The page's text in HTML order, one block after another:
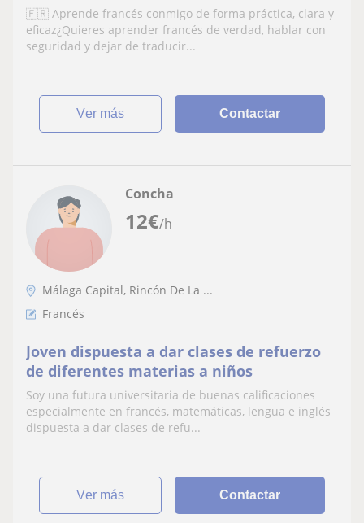
🇫🇷 Aprende francés conmigo de forma práctica, clara y
eficaz¿Quieres aprender francés de verdad, hablar con
seguridad y dejar de traducir...
ver más Contactar
12€/h
Concha
Málaga Capital, Rincón De La ...
Francés
Joven dispuesta a dar clases de refuerzo
de diferentes materias a niños
Soy una futura universitaria de buenas calificaciones
especialmente en francés, matemáticas, lengua e inglés
dispuesta a dar clases de refu...
ver más Contactar